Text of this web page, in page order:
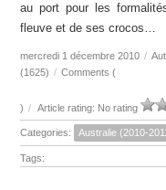
au port pour les
fleuve et de ses crocos…
mercredi 1 décembre 2010 /
(1625) / Comments (
) / Article rating: No rating
Categories: Australie (2010-
Tags: